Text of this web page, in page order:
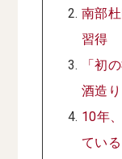
南部
習得
「初
酒造り
10年
てい